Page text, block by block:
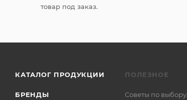
товар под заказ.
КАТАЛОГ ПРОДУКЦИИ
БРЕНДЫ
ПОЛЕЗНОЕ
Советы по выбору,